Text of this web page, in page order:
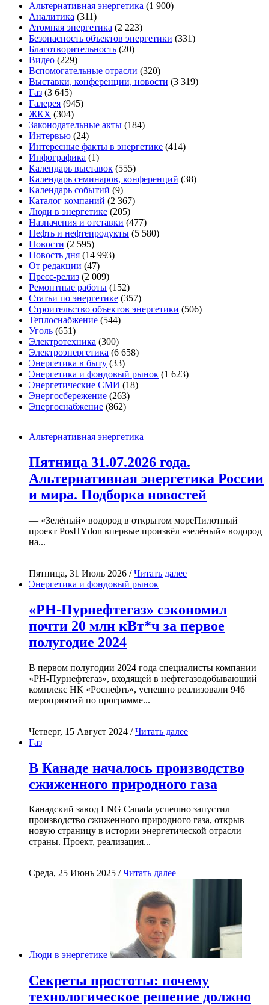
Альтернативная энергетика (1 900)
Аналитика (311)
Атомная энергетика (2 223)
Безопасность объектов энергетики (331)
Благотворительность (20)
Видео (229)
Вспомогательные отрасли (320)
Выставки, конференции, новости (3 319)
Газ (3 645)
Галерея (945)
ЖКХ (304)
Законодательные акты (184)
Интервью (24)
Интересные факты в энергетике (414)
Инфографика (1)
Календарь выставок (555)
Календарь семинаров, конференций (38)
Календарь событий (9)
Каталог компаний (2 367)
Люди в энергетике (205)
Назначения и отставки (477)
Нефть и нефтепродукты (5 580)
Новости (2 595)
Новость дня (14 993)
От редакции (47)
Пресс-релиз (2 009)
Ремонтные работы (152)
Статьи по энергетике (357)
Строительство объектов энергетики (506)
Теплоснабжение (544)
Уголь (651)
Электротехника (300)
Электроэнергетика (6 658)
Энергетика в быту (33)
Энергетика и фондовый рынок (1 623)
Энергетические СМИ (18)
Энергосбережение (263)
Энергоснабжение (862)
Альтернативная энергетика
Пятница 31.07.2026 года.
Альтернативная энергетика России
и мира. Подборка новостей
— «Зелёный» водород в открытом мореПилотный
проект PosHYdon впервые произвёл «зелёный» водород
на...
Пятница, 31 Июль 2026 /Читать далее
Энергетика и фондовый рынок
«РН-Пурнефтегаз» сэкономил
почти 20 млн кВт*ч за первое
полугодие 2024
В первом полугодии 2024 года специалисты компании
«РН-Пурнефтегаз», входящей в нефтегазодобывающий
комплекс НК «Роснефть», успешно реализовали 946
мероприятий по программе...
Четверг, 15 Август 2024 /Читать далее
Газ
В Канаде началось производство
сжиженного природного газа
Канадский завод LNG Canada успешно запустил
производство сжиженного природного газа, открыв
новую страницу в истории энергетической отрасли
страны. Проект, реализация...
Среда, 25 Июнь 2025 /Читать далее
Люди в энергетике
Секреты простоты: почему
технологическое решение должно